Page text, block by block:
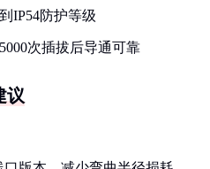
IP54防护等级
次插拔后导通可靠
议